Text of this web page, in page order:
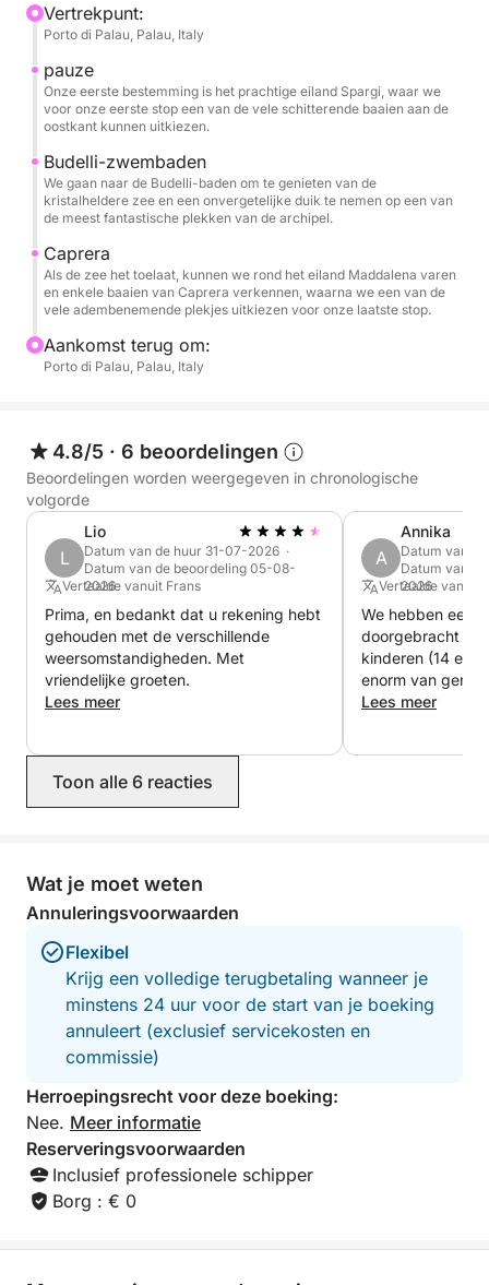
zandstranden zoals Cala Corsara en Cala Soraya,
waar u een duik kunt nemen in een zee met
schitterende Caribische tinten. Vervolgens kunt u
naar de natuurlijke poelen tussen de eilanden Budelli
en Santa Maria varen, een turquoise watermassa die
schoonheid. Hoewel aan land gaan niet is
toegestaan, kunt u het beroemde roze strand van
Budelli bewonderen terwijl u erlangs vaart.
Gedurende de dag heb je volop tijd om te
zwemmen, snorkelen of gewoon te ontspannen in de
De snelheid en wendbaarheid van de BWA 550
bijboot zorgen ervoor dat je gemakkelijk elk
persoonlijk avontuur om enkele van de mooiste
stranden van de Middellandse Zee te ontdekken.
De bijboot is uitgerust met alle benodigde
veiligheidsmiddelen en heeft een zonnescherm.
Perfect voor een trip naar de droomplekken in het
noorden van Gallura!
De bijboot is niet erg groot, dus voor optimaal
comfort is het aan te raden om te boeken voor
volwassenen en 3 kinderen.
Vertrekpunt:
Porto di Palau, Palau, Italy
pauze
Onze eerste bestemming is het prachtige eiland Spargi, waar we
voor onze eerste stop een van de vele schitterende baaien aan de
oostkant kunnen uitkiezen.
Budelli-zwembaden
We gaan naar de Budelli-baden om te genieten van de
kristalheldere zee en een onvergetelijke duik te nemen op een van
de meest fantastische plekken van de archipel.
Caprera
Als de zee het toelaat, kunnen we rond het eiland Maddalena varen
en enkele baaien van Caprera verkennen, waarna we een van de
vele adembenemende plekjes uitkiezen voor onze laatste stop.
Aankomst terug om:
Porto di Palau, Palau, Italy
4.8/5 · 6 beoordelingen
Beoordelingen worden weergegeven in chronologische
volgorde
L
Lio
Datum van de huur 31-07-2026 ·
Datum van de beoordeling 05-08-
2026
Vertaalde vanuit Frans
Prima, en bedankt dat u rekening hebt
gehouden met de verschillende
weersomstandigheden. Met
vriendelijke groeten.
Lees meer
A
Annika
Datum van
Datum van
2026
Vertaalde vanuit
We hebben een
doorgebracht
kinderen (14 en
enorm van
omgeving met
Lees meer
Toon alle 6 reacties
Wat je moet weten
Annuleringsvoorwaarden
Flexibel
Krijg een volledige terugbetaling wanneer je
minstens 24 uur voor de start van je boeking
annuleert (exclusief servicekosten en
commissie)
Herroepingsrecht voor deze boeking:
Nee. Meer informatie
Reserveringsvoorwaarden
Inclusief professionele schipper
Borg : € 0